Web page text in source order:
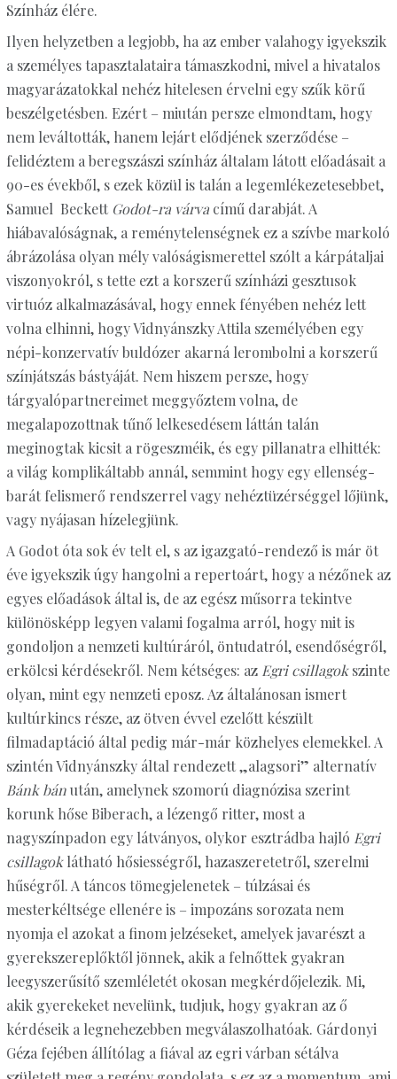
Színház élére.
Ilyen helyzetben a legjobb, ha az ember valahogy igyekszik
a személyes tapasztalataira támaszkodni, mivel a hivatalos
magyarázatokkal nehéz hitelesen érvelni egy szűk körű
beszélgetésben. Ezért – miután persze elmondtam, hogy
nem leváltották, hanem lejárt elődjének szerződése –
felidéztem a beregszászi színház általam látott előadásait a
90-es évekből, s ezek közül is talán a legemlékezetesebbet,
Samuel Beckett Godot-ra várvacímű darabját. A
hiábavalóságnak, a reménytelenségnek ez a szívbe markoló
ábrázolása olyan mély valóságismerettel szólt a kárpátaljai
viszonyokról, s tette ezt a korszerű színházi gesztusok
virtuóz alkalmazásával, hogy ennek fényében nehéz lett
volna elhinni, hogy Vidnyánszky Attila személyében egy
népi-konzervatív buldózer akarná lerombolni a korszerű
színjátszás bástyáját. Nem hiszem persze, hogy
tárgyalópartnereimet meggyőztem volna, de
megalapozottnak tűnő lelkesedésem láttán talán
meginogtak kicsit a rögeszméik, és egy pillanatra elhitték:
a világ komplikáltabb annál, semmint hogy egy ellenség-
barát felismerő rendszerrel vagy nehéztüzérséggel lőjünk,
vagy nyájasan hízelegjünk.
A Godot óta sok év telt el, s az igazgató-rendező is már öt
éve igyekszik úgy hangolni a repertoárt, hogy a nézőnek az
egyes előadások által is, de az egész műsorra tekintve
különösképp legyen valami fogalma arról, hogy mit is
gondoljon a nemzeti kultúráról, öntudatról, esendőségről,
erkölcsi kérdésekről. Nem kétséges: az Egri csillagokszinte
olyan, mint egy nemzeti eposz. Az általánosan ismert
kultúrkincs része, az ötven évvel ezelőtt készült
filmadaptáció által pedig már-már közhelyes elemekkel. A
szintén Vidnyánszky által rendezett „alagsori” alternatív
Bánk bánután, amelynek szomorú diagnózisa szerint
korunk hőse Biberach, a lézengő ritter, most a
nagyszínpadon egy látványos, olykor esztrádba hajló Egri
csillagoklátható hősiességről, hazaszeretetről, szerelmi
hűségről. A táncos tömegjelenetek – túlzásai és
mesterkéltsége ellenére is – impozáns sorozata nem
nyomja el azokat a finom jelzéseket, amelyek javarészt a
gyerekszereplőktől jönnek, akik a felnőttek gyakran
leegyszerűsítő szemléletét okosan megkérdőjelezik. Mi,
akik gyerekeket nevelünk, tudjuk, hogy gyakran az ő
kérdéseik a legnehezebben megválaszolhatóak. Gárdonyi
Géza fejében állítólag a fiával az egri várban sétálva